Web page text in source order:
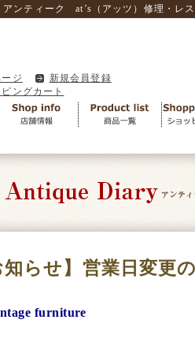
ンティーク at’s（アッツ）修理・レ
ジ
新規会員登録
ングカート
知らせ】営業日変更
furniture